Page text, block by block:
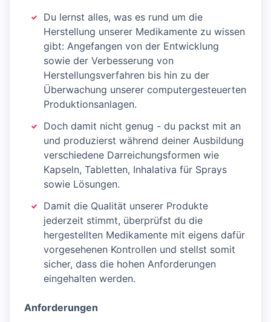
Du lernst alles, was es rund um die
Herstellung unserer Medikamente zu wissen
gibt: Angefangen von der Entwicklung
sowie der Verbesserung von
Herstellungsverfahren bis hin zu der
Überwachung unserer computergesteuerten
Produktionsanlagen.
Doch damit nicht genug - du packst mit an
und produzierst während deiner Ausbildung
verschiedene Darreichungsformen wie
Kapseln, Tabletten, Inhalativa für Sprays
sowie Lösungen.
Damit die Qualität unserer Produkte
jederzeit stimmt, überprüfst du die
hergestellten Medikamente mit eigens dafür
vorgesehenen Kontrollen und stellst somit
sicher, dass die hohen Anforderungen
eingehalten werden.
Anforderungen